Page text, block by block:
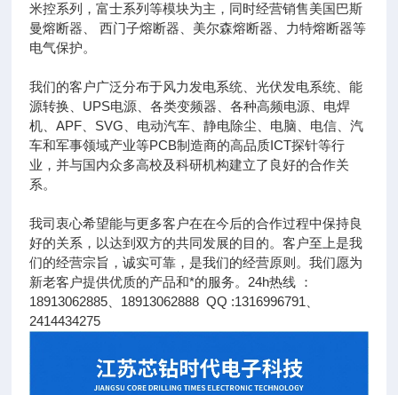
米控系列，富士系列等模块为主，同时经营销售美国巴斯
曼熔断器、 西门子熔断器、美尔森熔断器、力特熔断器等
电气保护。
我们的客户广泛分布于风力发电系统、光伏发电系统、能
源转换、UPS电源、各类变频器、各种高频电源、电焊
机、APF、SVG、电动汽车、静电除尘、电脑、电信、汽
车和军事领域产业等PCB制造商的高品质ICT探针等行
业，并与国内众多高校及科研机构建立了良好的合作关
系。
我司衷心希望能与更多客户在在今后的合作过程中保持良
好的关系，以达到双方的共同发展的目的。客户至上是我
们的经营宗旨，诚实可靠，是我们的经营原则。我们愿为
新老客户提供优质的产品和*的服务。24h热线 ：
18913062885、18913062888 QQ :1316996791、
2414434275